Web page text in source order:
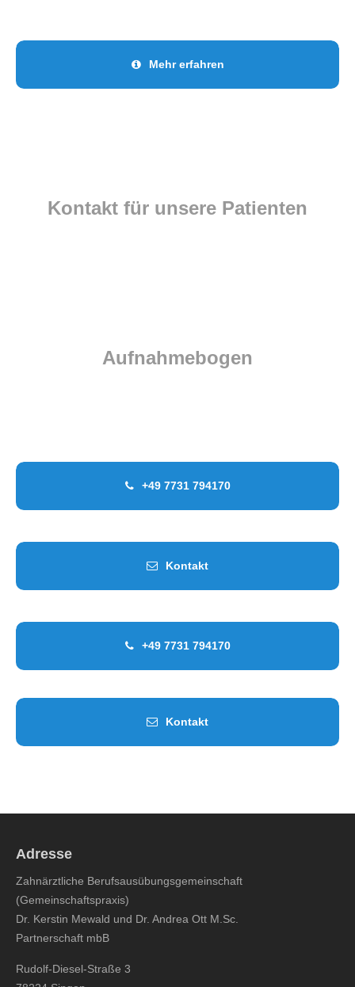
Mehr erfahren
Kontakt für unsere Patienten
Aufnahmebogen
+49 7731 794170
Kontakt
+49 7731 794170
Kontakt
Adresse
Zahnärztliche Berufsausübungsgemeinschaft
(Gemeinschaftspraxis)
Dr. Kerstin Mewald und Dr. Andrea Ott M.Sc.
Partnerschaft mbB
Rudolf-Diesel-Straße 3